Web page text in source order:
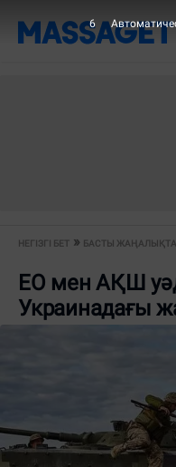
НЕГІЗГІ БЕТ БАСТЫ
ЕО мен АҚШ
Украинадағы
5